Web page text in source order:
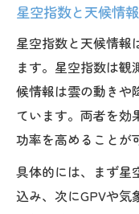
星空指数と天候情
星空指数と天候情報
ます。星空指数は観
候情報は雲の動きや
ています。両者を効
功率を高めることが
具体的には、まず星
込み、次にGPVや気